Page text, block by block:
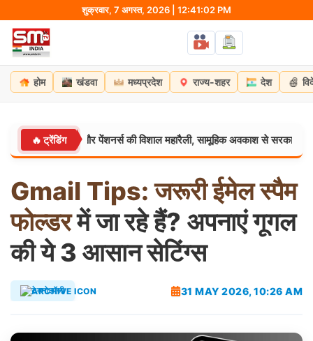
content
शुक्रवार, 7 अगस्त, 2026 | 12:41:03 PM
होम खंडवा मध्यप्रदेश राज्य-शहर देश
🔥 ट्रेंडिंग
और पेंशनर्स की विशाल महारैली, सामूहिक अवकाश से सरकारी दफ्तरों में
Gmail Tips: जरूरीईमेलस्पैम
फोल्डरमें जा रहे हैं? अपनाएं गूगल
की ये 3 आसान सेटिंग्स
टेक्नोलॉजी 31 MAY 2026, 10:26 AM